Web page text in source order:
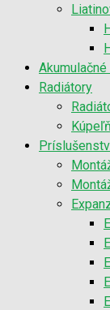
Radiátory